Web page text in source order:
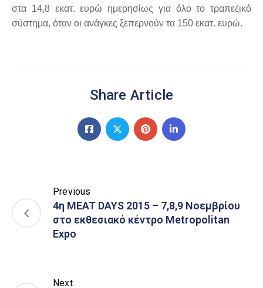
στα 14,8 εκατ. ευρώ ημερησίως για όλο το τραπεζικό
σύστημα, όταν οι ανάγκες ξεπερνούν τα 150 εκατ. ευρώ.
Share Article
Previous
4η MEAT DAYS 2015 – 7,8,9 Νοεμβρίου
στο εκθεσιακό κέντρο Metropolitan
Expo
Next